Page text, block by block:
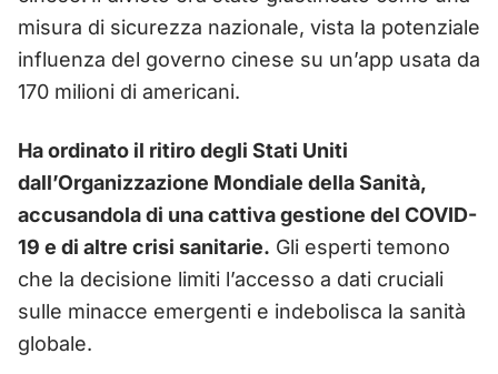
misura di sicurezza nazionale, vista la potenziale
influenza del governo cinese su un’app usata da
170 milioni di americani.
Ha ordinato il ritiro degli Stati Uniti
dall’Organizzazione Mondiale della Sanità,
accusandola di una cattiva gestione del COVID-
19 e di altre crisi sanitarie. Gli esperti temono
che la decisione limiti l’accesso a dati cruciali
sulle minacce emergenti e indebolisca la sanità
globale.